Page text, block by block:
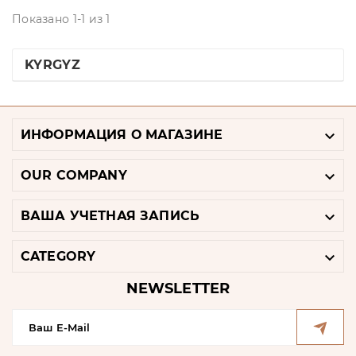
Показано 1-1 из 1
KYRGYZ
ИНФОРМАЦИЯ О МАГАЗИНЕ 
OUR COMPANY 
ВАША УЧЕТНАЯ ЗАПИСЬ 
CATEGORY 
NEWSLETTER